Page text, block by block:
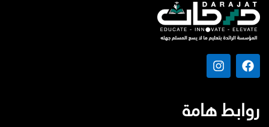
روابط هامة